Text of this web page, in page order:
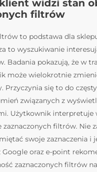
widzi stan
filtrów
to podstawa dla
to wyszukiwanie
Badania pokazują, że w
może wielokrotnie
Przyczynia się to do
związanych z
Użytkownik interpretuje
zaznaczonych filtrów. Nie
swoje zaznaczenia i
Google oraz e-point
zaznaczonych filtrów